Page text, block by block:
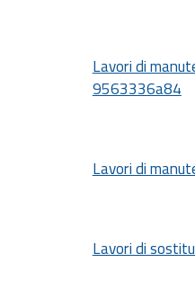
Lavori di
9563336a84
Lavori di
Lavori di